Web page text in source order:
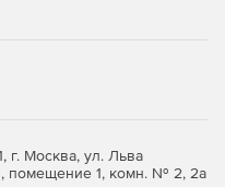
г. Москва, ул. Льва
помещение 1, комн. № 2, 2а